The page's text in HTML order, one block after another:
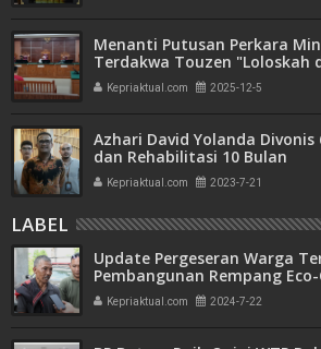
Menanti Putusan Perkara
Terdakwa Touzen "Loloskah
Seumur Hidup atau Mati"
Kepriaktual.com 2025-12-5
Azhari David Yolanda
dan Rehabilitasi 10 Bulan
Kepriaktual.com 2023-7-21
LABEL
Update Pergeseran Warga
Pembangunan Rempang
Kepriaktual.com 2024-7-22